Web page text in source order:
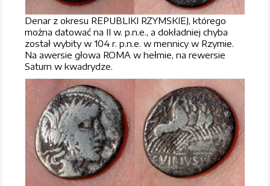
Denar z okresu REPUBLIKI RZYMSKIEJ, którego
można datować na II w. p.n.e., a dokładniej chyba
został wybity w 104 r. p.n.e. w mennicy w Rzymie.
Na awersie głowa ROMA w hełmie, na rewersie
Saturn w kwadrydze.